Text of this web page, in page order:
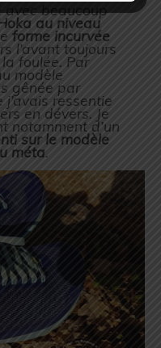
avec beaucoup
au niveau
forme incurvée
l’avant toujours
foulée. Par
modèle
gênée par
ressentie
en dévers. Je
notamment d’un
sur le modèle
méta.